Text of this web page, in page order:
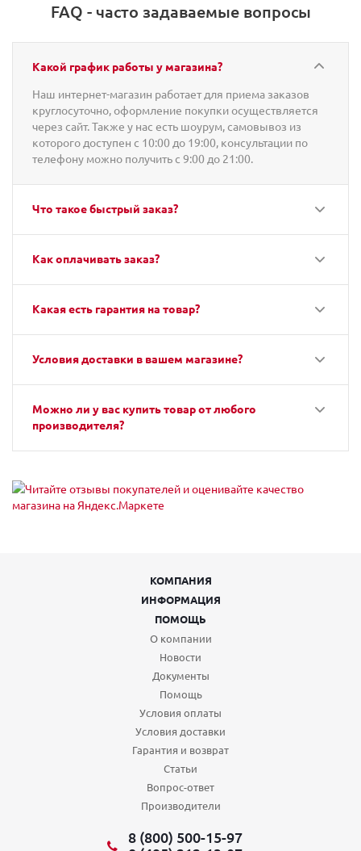
FAQ - часто задаваемые вопросы
Какой график работы у магазина?
Наш интернет-магазин работает для приема заказов
круглосуточно, оформление покупки осуществляется
через сайт. Также у нас есть шоурум, самовывоз из
которого доступен с 10:00 до 19:00, консультации по
телефону можно получить с 9:00 до 21:00.
Что такое быстрый заказ?
Как оплачивать заказ?
Какая есть гарантия на товар?
Условия доставки в вашем магазине?
Можно ли у вас купить товар от любого
производителя?
КОМПАНИЯ
ИНФОРМАЦИЯ
ПОМОЩЬ
О компании
Новости
Документы
Помощь
Условия оплаты
Условия доставки
Гарантия и возврат
Статьи
Вопрос-ответ
Производители
8 (800) 500-15-97